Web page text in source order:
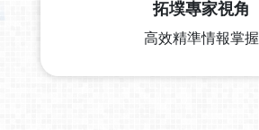
拓墣專家視角
高效精準情報掌握